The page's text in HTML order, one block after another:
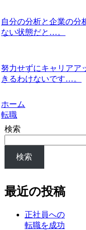
自分の分析と企業の分
ない状態だと…。
努力せずにキャリアア
きるわけないです…。
ホーム
転職
検索
検索
最近の投稿
正社員への
転職を成功